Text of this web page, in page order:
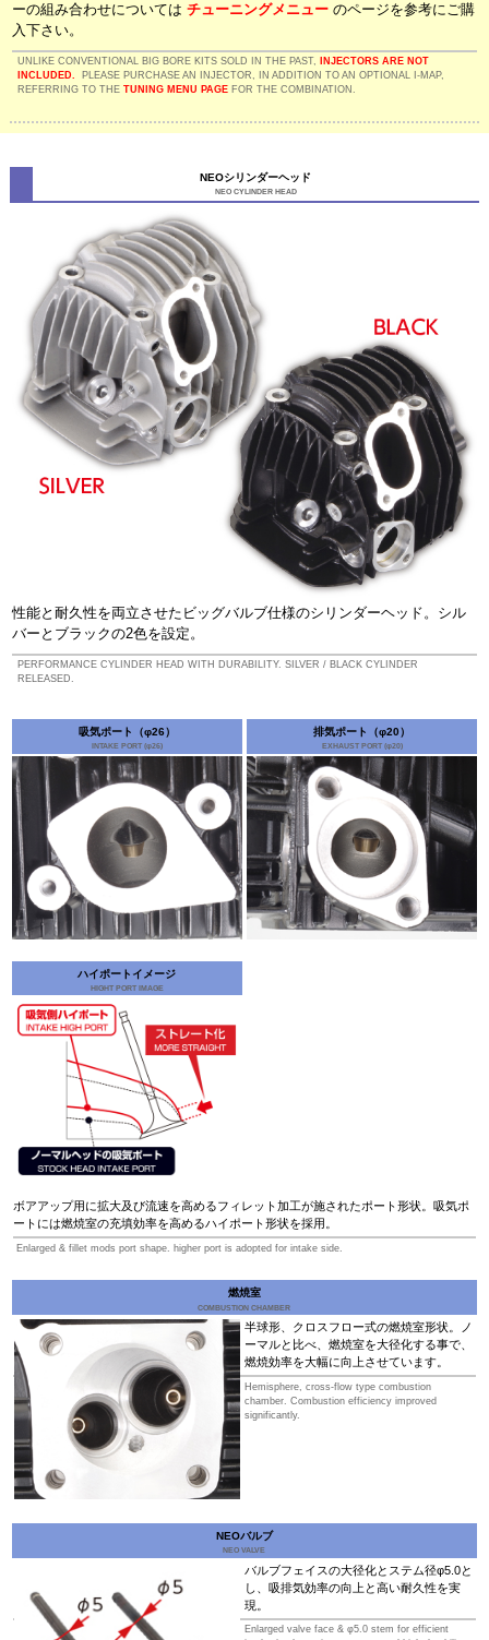
ーの組み合わせについてはチューニングメニューのページを参考にご購
入下さい。
UNLIKE CONVENTIONAL BIG BORE KITS SOLD IN THE PAST,
INJECTORS ARE NOT
INCLUDED.
PLEASE PURCHASE AN INJECTOR, IN ADDITION TO AN OPTIONAL I-MAP,
REFERRING TO THE TUNING MENU PAGE FOR THE COMBINATION.
NEOシリンダーヘッド
NEO CYLINDER HEAD
性能と耐久性を両立させたビッグバルブ仕様のシリンダーヘッド。シル
バーとブラックの2色を設定。
PERFORMANCE CYLINDER HEAD WITH DURABILITY. SILVER / BLACK CYLINDER
RELEASED.
吸気ポート（φ26）
INTAKE PORT (φ26)
排気ポート（φ20）
EXHAUST PORT (φ20)
ハイポートイメージ
HIGHT PORT IMAGE
ボアアップ用に拡大及び流速を高めるフィレット加工が施されたポート形状。吸気ポ
ートには燃焼室の充填効率を高めるハイポート形状を採用。
Enlarged & fillet mods port shape. higher port is adopted for intake side.
燃焼室
COMBUSTION CHAMBER
半球形、クロスフロー式の燃焼室形状。ノ
ーマルと比べ、燃焼室を大径化する事で、
燃焼効率を大幅に向上させています。
Hemisphere, cross-flow type combustion
chamber. Combustion efficiency improved
significantly.
NEOバルブ
NEO VALVE
バルブフェイスの大径化とステム径φ5.0と
し、吸排気効率の向上と高い耐久性を実
現。
Enlarged valve face & φ5.0 stem for efficient